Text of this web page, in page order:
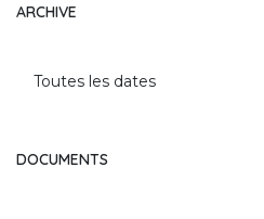
ARCHIVE
DOCUMENTS